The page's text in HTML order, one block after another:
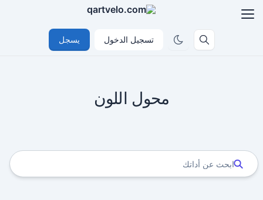
تسجيل الدخول يسجل
محول اللون